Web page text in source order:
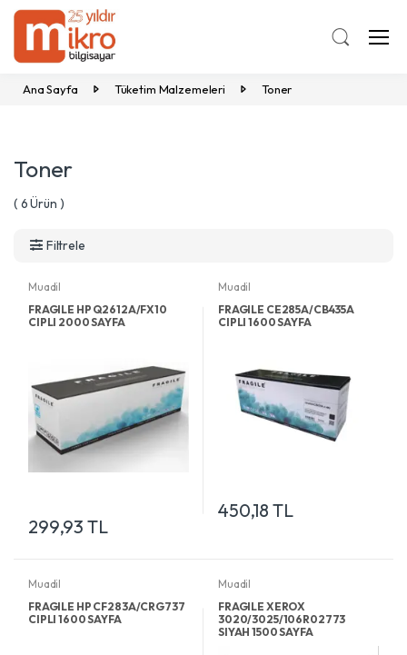
Ana Sayfa Tüketim Malzemeleri Toner
Toner
( 6 Ürün )
Filtrele
Muadil
FRAGILE HP Q2612A/FX10
CIPLI 2000 SAYFA
299,93 TL
Muadil
FRAGILE CE285A/CB435A
CIPLI 1600 SAYFA
450,18 TL
Muadil
FRAGILE HP CF283A/CRG737
CIPLI 1600 SAYFA
Muadil
FRAGILE XEROX
3020/3025/106R02773
SIYAH 1500 SAYFA